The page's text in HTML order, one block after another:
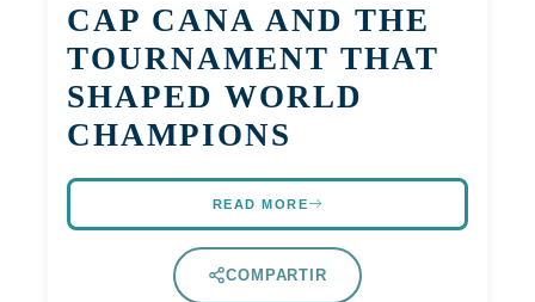
CAP CANA AND THE
TOURNAMENT THAT
SHAPED WORLD
CHAMPIONS
READ MORE
COMPARTIR